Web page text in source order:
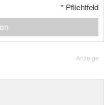
* Pflichtfeld
Anzeige